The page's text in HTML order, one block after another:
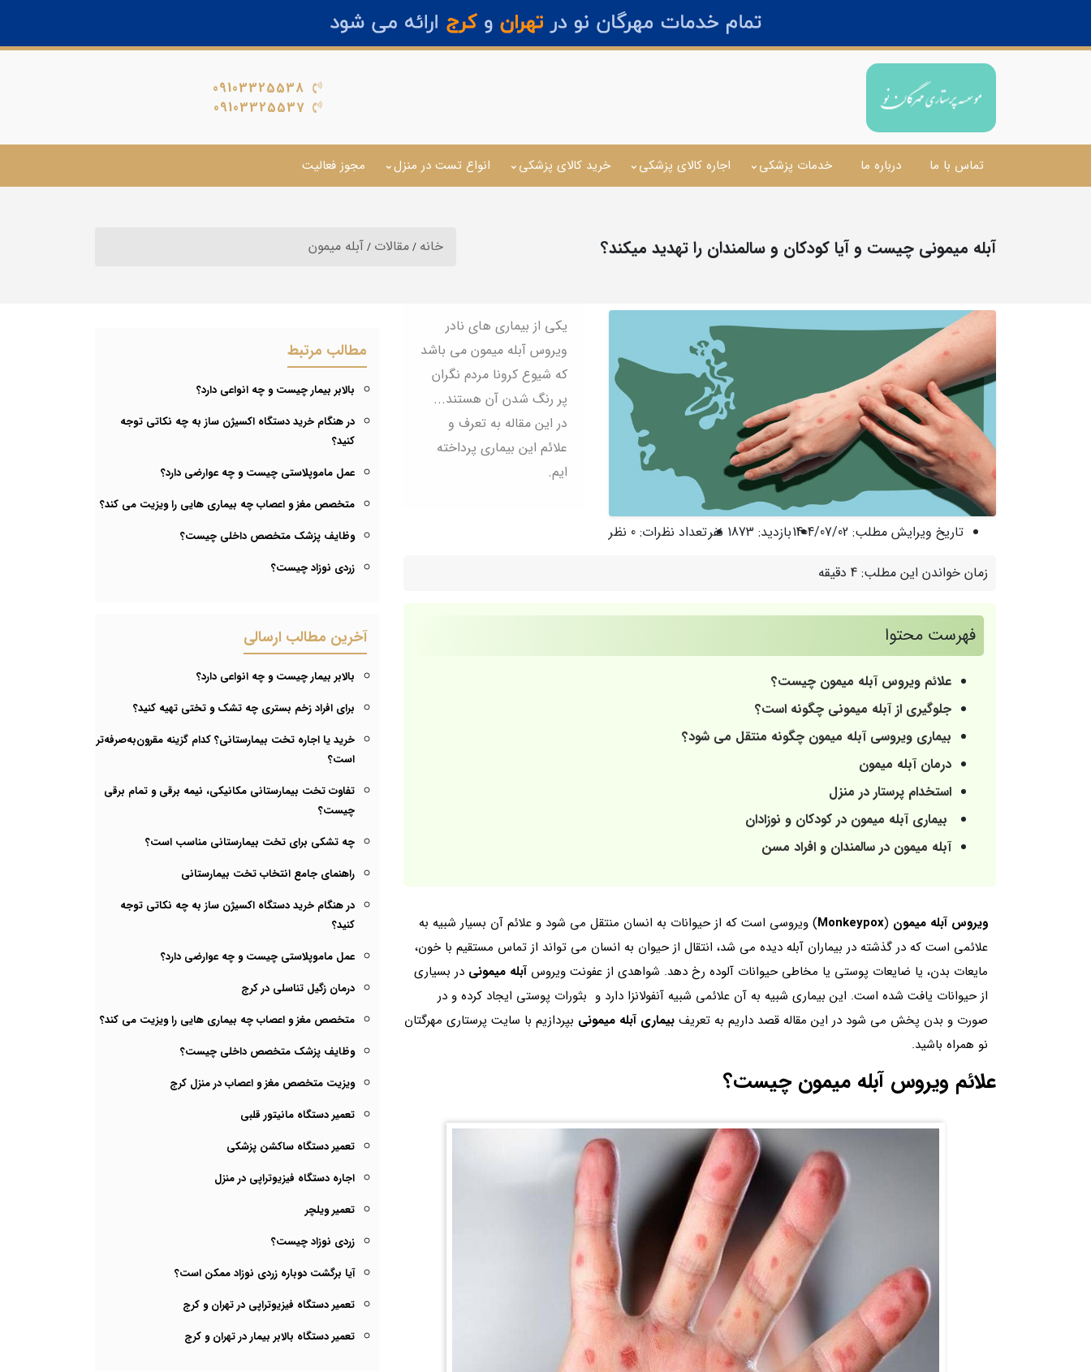
09103325538
09103325537
تماس با ما درباره ما خدمات پزشکی اجاره کالای پزشکی خرید کالای پزشکی انواع تست در منزل مجوز فعالیت
آبله میمونی چیست و آیا کودکان و سالمندان را تهدید میکند؟ خانه مقالات آبله میمون
تاریخ ویرایش مطلب: 1404/07/02بازدید: 1873 نفر تعداد نظرات: 0 نظر
یکی از بیماری های نادر
ویروس آبله میمون می باشد
که شیوع کرونا مردم نگران
پر رنگ شدن آن هستند...
در این مقاله به تعرف و
علائم این بیماری پرداخته
ایم.
زمان خواندن این مطلب: 4 دقیقه
فهرست محتوا
علائم ویروس آبله میمون چیست؟
جلوگیری از آبله میمونی چگونه است؟
بیماری ویروسی آبله میمون چگونه منتقل می شود؟
درمان آبله میمون
استخدام پرستار در منزل
بیماری آبله میمون در کودکان و نوزادان
آبله میمون در سالمندان و افراد مسن
ویروس آبله میمون (
Monkeypox) ویروسی است که از حیوانات به انسان منتقل می شود و علائم آن بسیار شبیه به
علائمی است که در گذشته در بیماران آبله دیده می شد، انتقال از حیوان به انسان می تواند از تماس مستقیم با خون،
مایعات بدن، یا ضایعات پوستی یا مخاطی حیوانات آلوده رخ دهد. شواهدی از عفونت ویروس آبله میمونی در بسیاری
از حیوانات یافت شده است. این بیماری شبیه به آن علائمی شبیه آنفولانزا دارد و بثورات پوستی ایجاد کرده و در
صورت و بدن پخش می شود در این مقاله قصد داریم به تعریف بیماری آبله میمونی بپردازیم با سایت پرستاری مهرگتان
نو همراه باشید.
علائم ویروس آبله میمون چیست؟
مطالب مرتبط
بالابر بیمار چیست و چه انواعی دارد؟
در هنگام خرید دستگاه اکسیژن ساز به چه نکاتی توجه
کنید؟
عمل ماموپلاستی چیست و چه عوارضی دارد؟
متخصص مغز و اعصاب چه بیماری هایی را ویزیت می کند؟
وظایف پزشک متخصص داخلی چیست؟
زردی نوزاد چیست؟
آخرین مطالب ارسالی
بالابر بیمار چیست و چه انواعی دارد؟
برای افراد زخم بستری چه تشک و تختی تهیه کنید؟
خرید یا اجاره تخت بیمارستانی؟ کدام گزینه مقرون‌به‌صرفه‌تر
است؟
تفاوت تخت بیمارستانی مکانیکی، نیمه برقی و تمام برقی
چیست؟
چه تشکی برای تخت بیمارستانی مناسب است؟
راهنمای جامع انتخاب تخت بیمارستانی
در هنگام خرید دستگاه اکسیژن ساز به چه نکاتی توجه
کنید؟
عمل ماموپلاستی چیست و چه عوارضی دارد؟
درمان زگیل تناسلی در کرج
متخصص مغز و اعصاب چه بیماری هایی را ویزیت می کند؟
وظایف پزشک متخصص داخلی چیست؟
ویزیت متخصص مغز و اعصاب در منزل کرج
تعمیر دستگاه مانیتور قلبی
تعمیر دستگاه ساکشن پزشکی
اجاره دستگاه فیزیوتراپی در منزل
تعمیر ویلچر
زردی نوزاد چیست؟
آیا برگشت دوباره زردی نوزاد ممکن است؟
تعمیر دستگاه فیزیوتراپی در تهران و کرج
تعمیر دستگاه بالابر بیمار در تهران و کرج